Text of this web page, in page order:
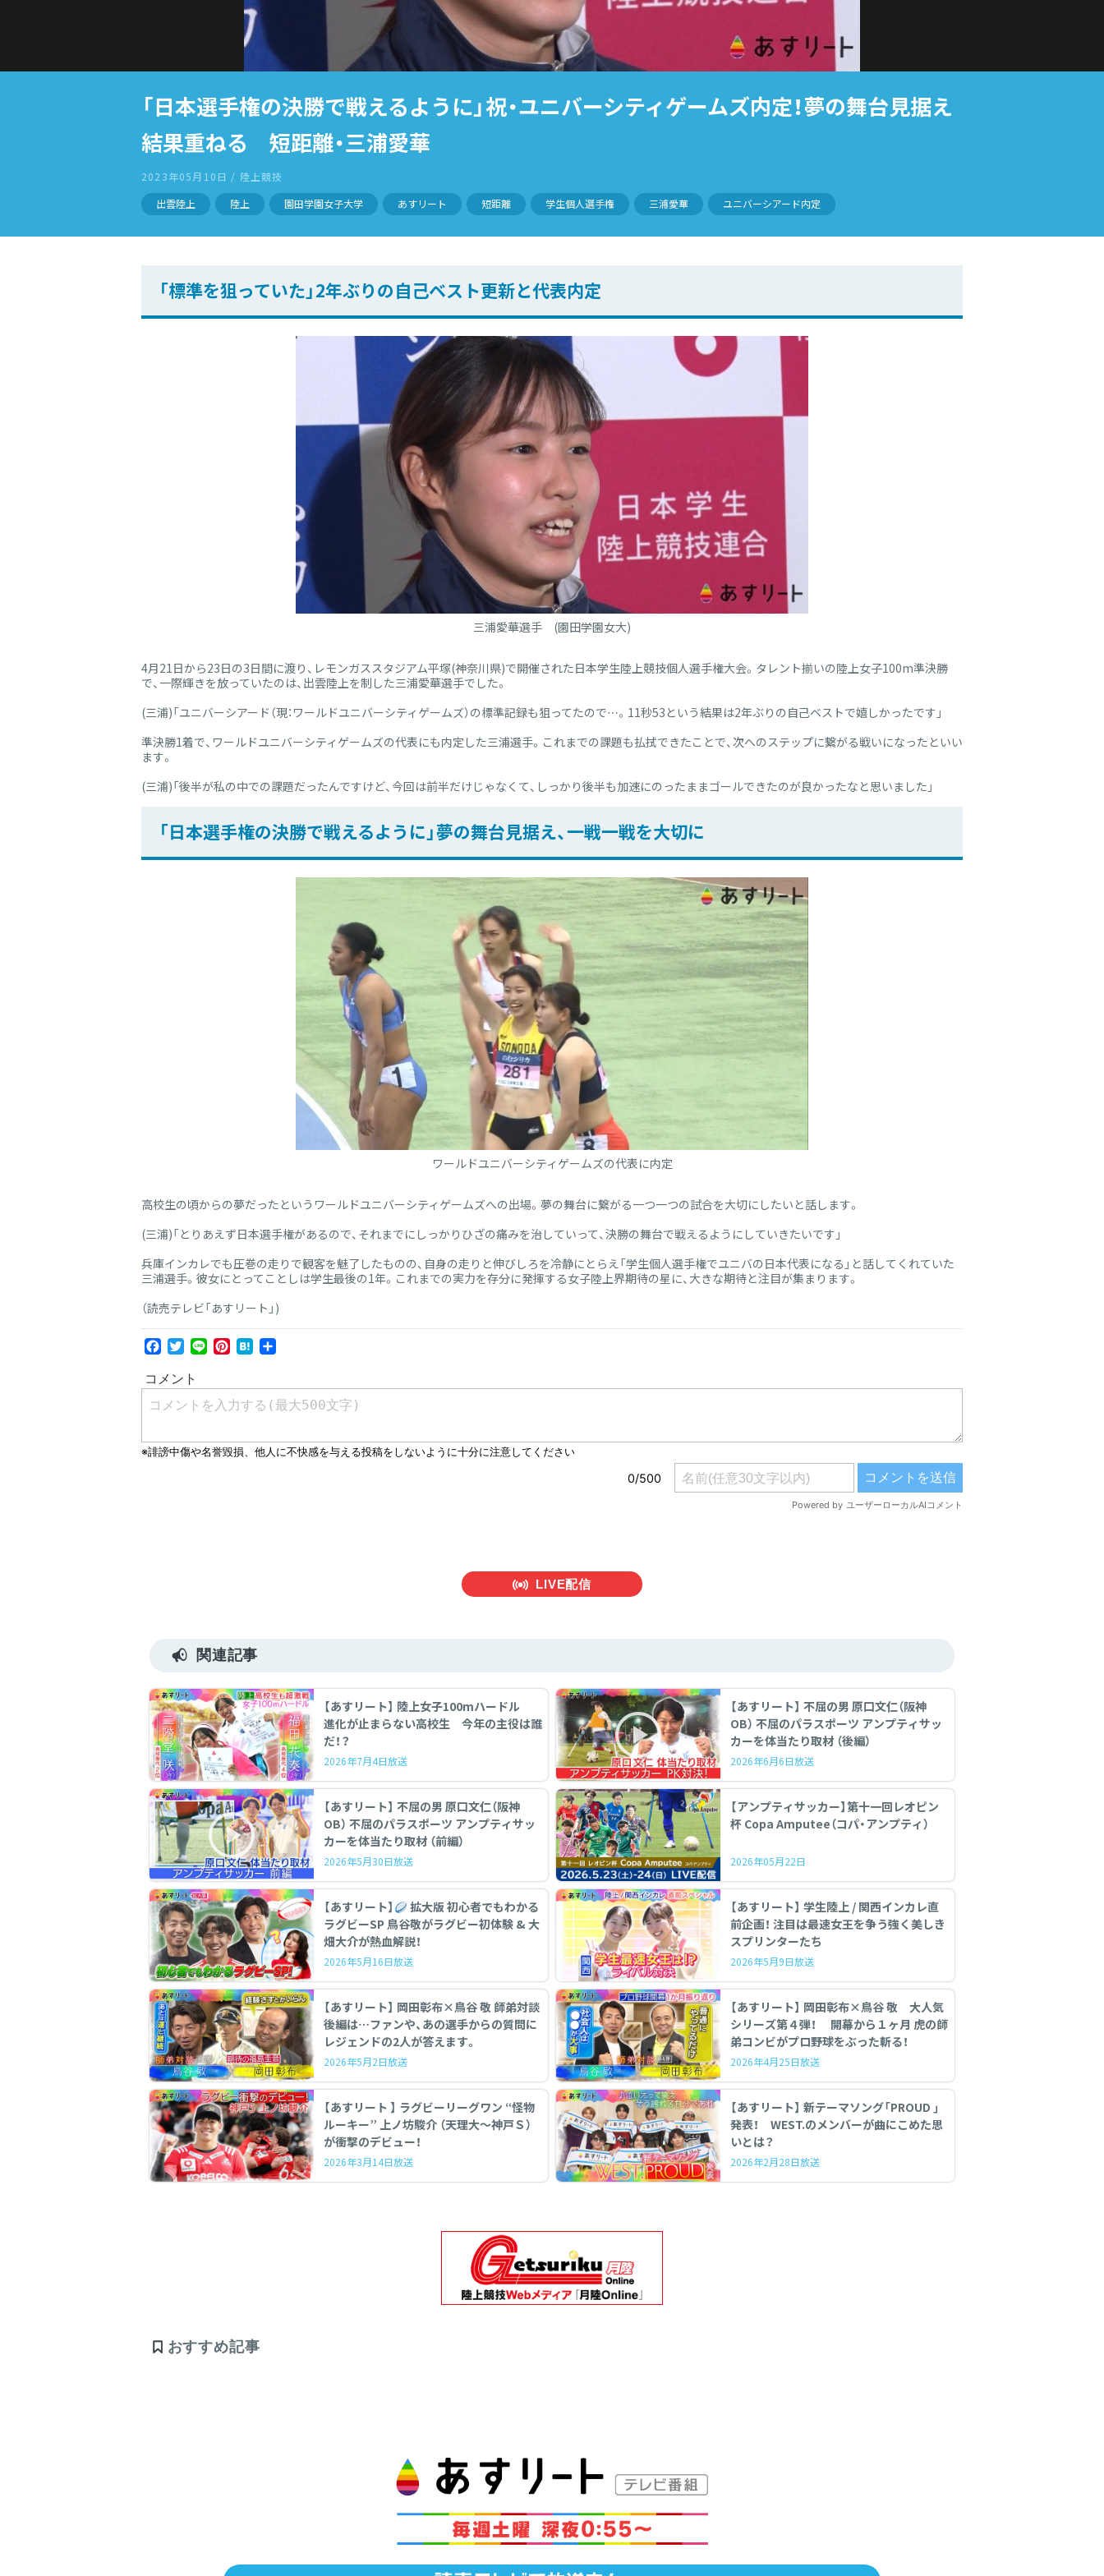
「日本選手権の決勝で戦えるように」祝・ユニバーシティゲームズ内定！夢の舞台見据え
結果重ねる 短距離・三浦愛華
2023年05月10日 / 陸上競技
出雲陸上
陸上 園田学園女子大学 あすリート 短距離 学生個人選手権 三浦愛華 ユニバーシアード内定
「標準を狙っていた」2年ぶりの自己ベスト更新と代表内定
三浦愛華選手 (園田学園女大)
4月21日から23日の3日間に渡り、レモンガススタジアム平塚(神奈川県)で開催された日本学生陸上競技個人選手権大会。タレント揃いの陸上女子100m準決勝
で、一際輝きを放っていたのは、出雲陸上を制した三浦愛華選手でした。
(三浦)「ユニバーシアード（現：ワールドユニバーシティゲームズ）の標準記録も狙ってたので…。11秒53という結果は2年ぶりの自己ベストで嬉しかったです」
準決勝1着で、ワールドユニバーシティゲームズの代表にも内定した三浦選手。これまでの課題も払拭できたことで、次へのステップに繋がる戦いになったといい
ます。
(三浦)「後半が私の中での課題だったんですけど、今回は前半だけじゃなくて、しっかり後半も加速にのったままゴールできたのが良かったなと思いました」
「日本選手権の決勝で戦えるように」夢の舞台見据え、一戦一戦を大切に
ワールドユニバーシティゲームズの代表に内定
高校生の頃からの夢だったというワールドユニバーシティゲームズへの出場。夢の舞台に繋がる一つ一つの試合を大切にしたいと話します。
(三浦)「とりあえず日本選手権があるので、それまでにしっかりひざの痛みを治していって、決勝の舞台で戦えるようにしていきたいです」
兵庫インカレでも圧巻の走りで観客を魅了したものの、自身の走りと伸びしろを冷静にとらえ「学生個人選手権でユニバの日本代表になる」と話してくれていた
三浦選手。彼女にとってことしは学生最後の1年。これまでの実力を存分に発揮する女子陸上界期待の星に、大きな期待と注目が集まります。
（読売テレビ「あすリート」)
Facebook
Twitter
LinePinterest
Hatena
LIVE配信
関連記事
【あすリート】 陸上女子100mハードル
進化が止まらない高校生 今年の主役は誰
だ！？
2026年7月4日放送
【あすリート】 不屈の男 原口文仁（阪神
OB） 不屈のパラスポーツ アンプティサッ
カーを体当たり取材 （後編）
2026年6月6日放送
【あすリート】 不屈の男 原口文仁（阪神
OB） 不屈のパラスポーツ アンプティサッ
カーを体当たり取材 （前編）
2026年5月30日放送
【アンプティサッカー】第十一回レオピン
杯 Copa Amputee（コパ・アンプティ）
2026年05月22日
【あすリート】
拡大版 初心者でもわかる
ラグビーSP 鳥谷敬がラグビー初体験 & 大
畑大介が熱血解説！
2026年5月16日放送
【あすリート】 学生陸上 / 関西インカレ直
前企画！ 注目は最速女王を争う強く美しき
スプリンターたち
2026年5月9日放送
【あすリート】 岡田彰布×鳥谷 敬 師弟対談
後編は…ファンや、あの選手からの質問に
レジェンドの2人が答えます。
2026年5月2日放送
【あすリート】 岡田彰布×鳥谷 敬 大人気
シリーズ第４弾！ 開幕から１ヶ月 虎の師
弟コンビがプロ野球をぶった斬る！
2026年4月25日放送
【あすリート 】 ラグビーリーグワン “怪物
ルーキー” 上ノ坊駿介 （天理大〜神戸Ｓ）
が衝撃のデビュー！
2026年3月14日放送
【あすリート】 新テーマソング「PROUD 」
発表！ WEST.のメンバーが曲にこめた思
いとは？
2026年2月28日放送
おすすめ記事